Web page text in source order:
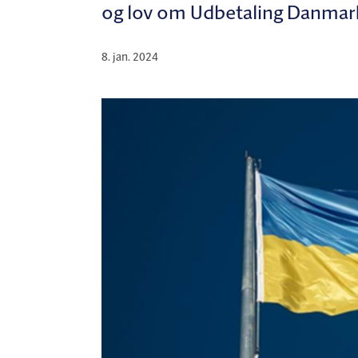
og lov om Udbetaling
8. jan. 2024